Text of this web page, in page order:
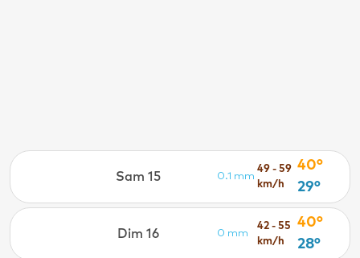
Sam 15 0.1 mm
49 - 59
km/h
40°
29°
Dim 16 0 mm
42 - 55
km/h
40°
28°